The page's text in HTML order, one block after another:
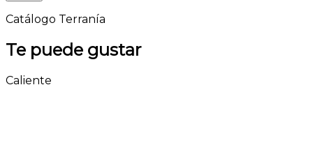
Catálogo Terranía
Te puede gustar
Caliente